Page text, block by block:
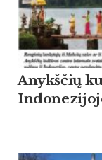
Anykščių